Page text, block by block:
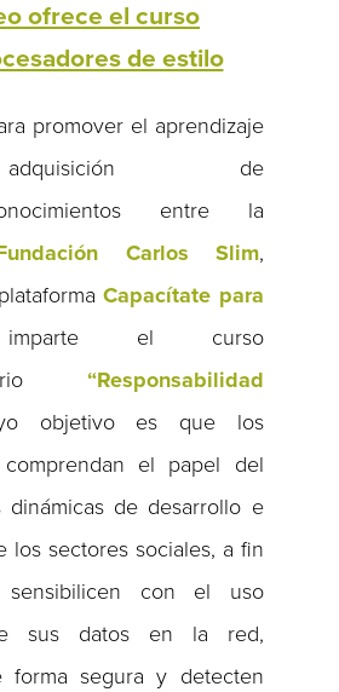
ofrece el curso
de estilo
promover el aprendizaje
de
conocimientos entre la
Carlos Slim,
Capacítate para
el curso
“Responsabilidad
objetivo es que los
comprendan el papel del
dinámicas de desarrollo e
los sectores sociales, a fin
con el uso
sus datos en la red,
forma segura y detecten